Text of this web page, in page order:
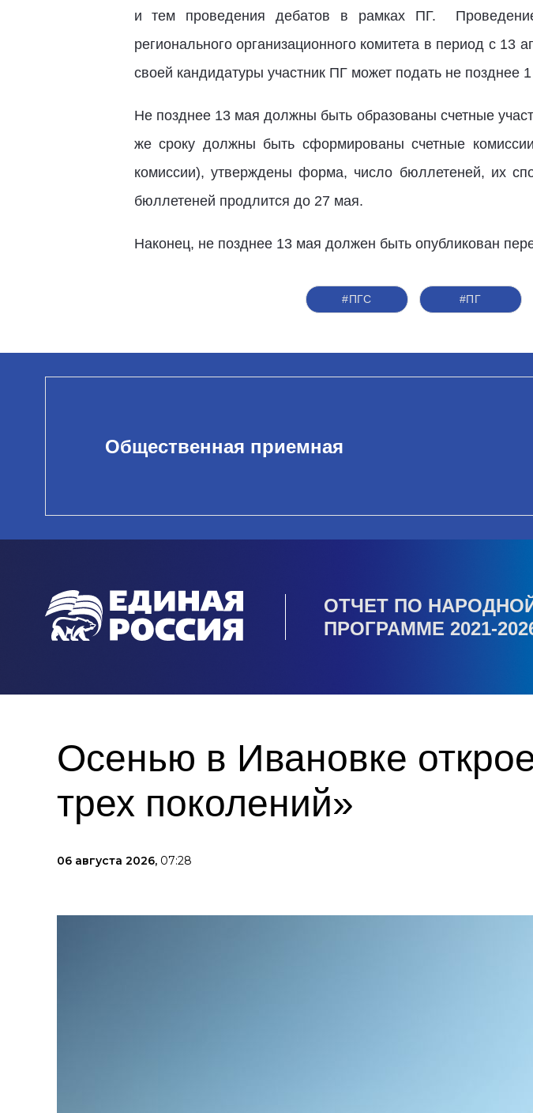
и тем проведения дебатов в рамках ПГ.
регионального организационного комитета в период с
своей кандидатуры участник ПГ может подать не позднее
Не позднее 13 мая должны быть образованы счетные
же сроку должны быть сформированы счетные
комиссии), утверждены форма, число бюллетеней, их
бюллетеней продлится до 27 мая.
Наконец, не позднее 13 мая должен быть опубликован
#ПГС #ПГ
Общественная приемная
ОТЧЕТ ПО
ПРОГРАММЕ 2021-
Осенью в Ивановке
трех поколений»
06 августа 2026, 07:28